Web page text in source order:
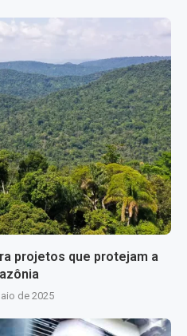
projetos que protejam a
de 2025